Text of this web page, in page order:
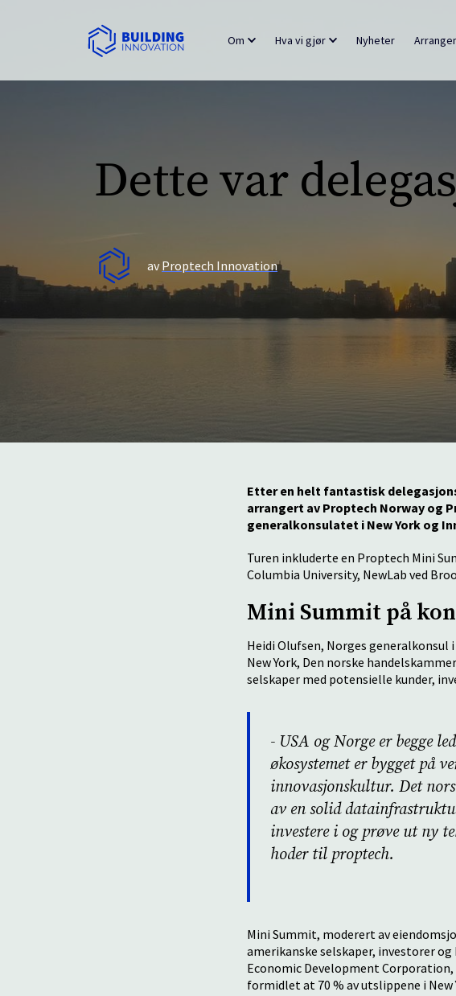
Om Hva vi gjør Nyheter
Dette var
av Proptech Innovation
Etter en helt fantastisk
arrangert av Proptech Norway og
generalkonsulatet i New York og
Turen inkluderte en Proptech Mini
Columbia University, NewLab ved
Mini Summit på
Heidi Olufsen, Norges generalkonsul
New York, Den norske
selskaper med potensielle kunder,
- USA og Norge er begge
økosystemet er bygget på
innovasjonskultur. Det
av en solid
investere i og prøve ut ny
hoder til proptech.
Mini Summit, moderert av
amerikanske selskaper, investorer
Economic Development Corporation,
formidlet at 70 % av utslippene i